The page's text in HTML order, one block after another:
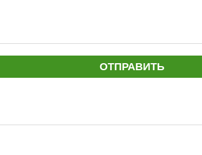
ОТПРАВИТЬ